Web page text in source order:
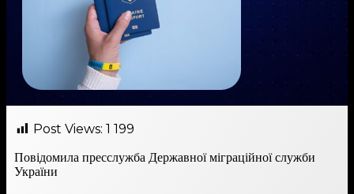
Post Views: 1 199
Повідомила пресслужба Державної міграційної служби
України